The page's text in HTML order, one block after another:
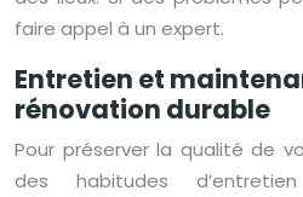
faire appel à un expert.
Entretien et
rénovation durable
Pour préserver la qualité de
des habitudes